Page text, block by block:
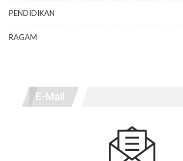
PENDIDIKAN
RAGAM
E-Mail